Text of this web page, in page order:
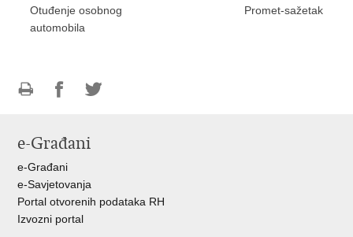
Otuđenje osobnog
automobila
Promet-sažetak
FacebookuTwitteru
e-Građani
e-Građani
e-Savjetovanja
Portal otvorenih podataka RH
Izvozni portal